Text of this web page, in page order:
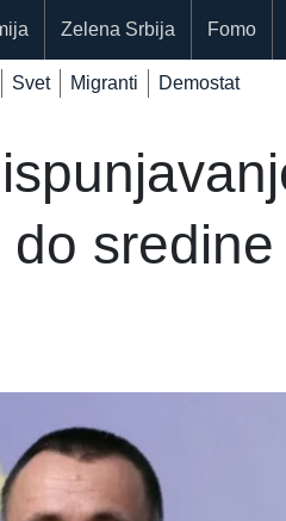
Zelena Srbija Fomo
Svet Migranti Demostat